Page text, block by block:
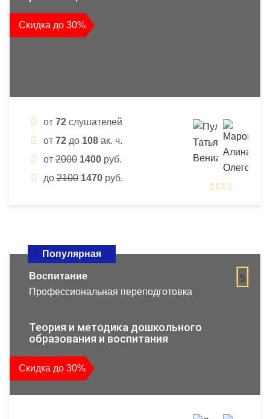
Скидка до 30%
от 72 слушателей
от 72 до 108 ак. ч.
от 2000 1400 руб.
до 2100 1470 руб.
Популярная
5
Воспитание
Профессиональная переподготовка
Теория и методика дошкольного
образования и воспитания
Скидка до 30%